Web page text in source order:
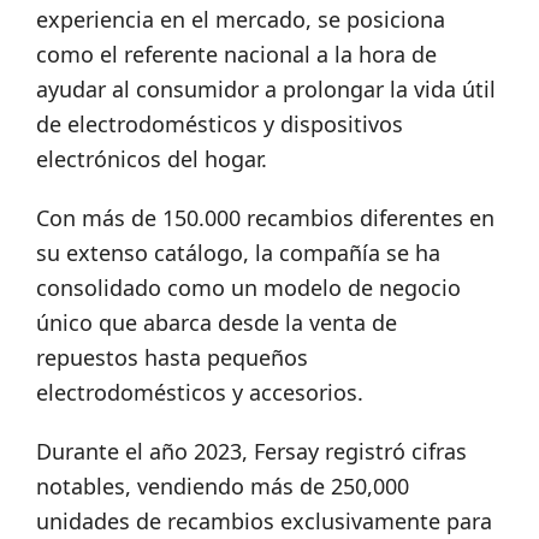
experiencia en el mercado, se posiciona
como el referente nacional a la hora de
ayudar al consumidor a prolongar la vida útil
de electrodomésticos y dispositivos
electrónicos del hogar.
Con más de 150.000 recambios diferentes en
su extenso catálogo, la compañía se ha
consolidado como un modelo de negocio
único que abarca desde la venta de
repuestos hasta pequeños
electrodomésticos y accesorios.
Durante el año 2023, Fersay registró cifras
notables, vendiendo más de 250,000
unidades de recambios exclusivamente para